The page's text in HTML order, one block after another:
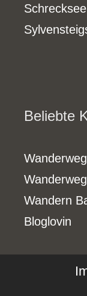
Schrecksee
Beliebte
Wandern
Bloglovin